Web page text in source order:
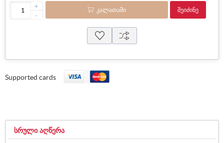
+
-
ᲙᲐᲚᲐᲗᲐᲨᲘ ᲨᲔᲘᲫᲘᲜᲔ
Supported cards
ᲡᲠᲣᲚᲘ ᲐᲦᲬᲔᲠᲐ